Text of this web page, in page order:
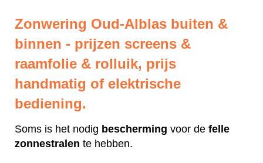
Zonwering Oud-Alblas buiten &
binnen - prijzen screens &
raamfolie & rolluik, prijs
handmatig of elektrische
bediening.
Soms is het nodig bescherming voor de felle
zonnestralen te hebben.